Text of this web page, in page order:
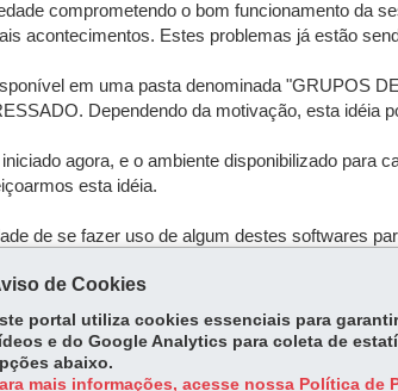
comprometendo o bom funcionamento da
acontecimentos. Estes problemas já estão
em uma pasta denominada "GRUPOS
Dependendo da motivação, esta idéia
agora, e o ambiente disponibilizado para
esta idéia.
de se fazer uso de algum destes softwares
proteção contra intempéries.
Fa
de Cookies
portal utiliza cookies essenciais para
e do Google Analytics para coleta de
abaixo.
mais informações, acesse nossa Política de